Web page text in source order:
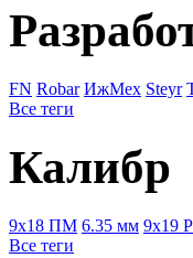
FN Robar ИжМех Steyr
Все теги
Калибр
9x18 ПМ 6.35 мм 9x19
Все теги